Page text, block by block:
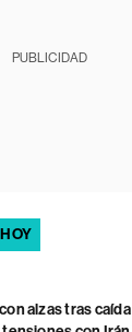
PUBLICIDAD
alzas tras caída